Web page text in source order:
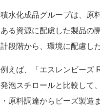
積水化成品グループは、原
ある資源に配慮した製品の
計段階から、環境に配慮し
例えば、「エスレンビーズ
発泡スチロールと比較して
・原料調達からビーズ製造